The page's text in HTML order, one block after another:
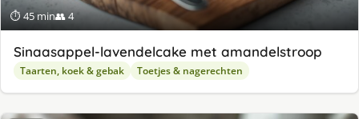
⏱ 45 min👥 4
Sinaasappel-lavendelcake met amandelstroop
Taarten, koek & gebak Toetjes & nagerechten